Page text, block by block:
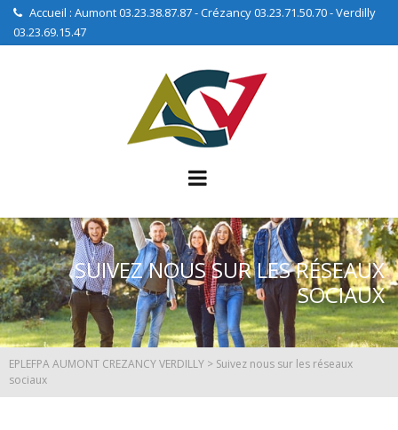
Accueil : Aumont 03.23.38.87.87 - Crézancy 03.23.71.50.70 - Verdilly
03.23.69.15.47
SUIVEZ NOUS SUR LES RÉSEAUX
SOCIAUX
EPLEFPA AUMONT CREZANCY VERDILLY > Suivez nous sur les réseaux
sociaux